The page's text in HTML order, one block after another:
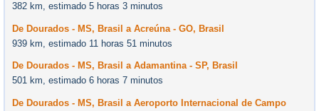
382 km, estimado 5 horas 3 minutos
De Dourados - MS, Brasil a Acreúna - GO, Brasil
939 km, estimado 11 horas 51 minutos
De Dourados - MS, Brasil a Adamantina - SP, Brasil
501 km, estimado 6 horas 7 minutos
De Dourados - MS, Brasil a Aeroporto Internacional de Campo